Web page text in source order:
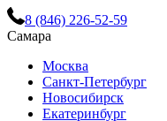
8 (846) 226-52-59
Самара
Москва
Санкт-Петербург
Новосибирск
Екатеринбург